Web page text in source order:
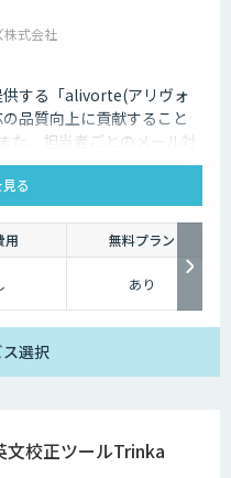
株式会社
供する「alivorte(アリヴォ
品質向上に貢献すること
た、担当者ごとのメール対
ど)も可視化します。
る
用 無料プラン
あり
選択
文校正ツールTrinka